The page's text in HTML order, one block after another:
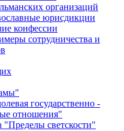
организаций
юрисдикции
конфессии
сотрудничества и
государственно -
отношения"
"Пределы светскости"